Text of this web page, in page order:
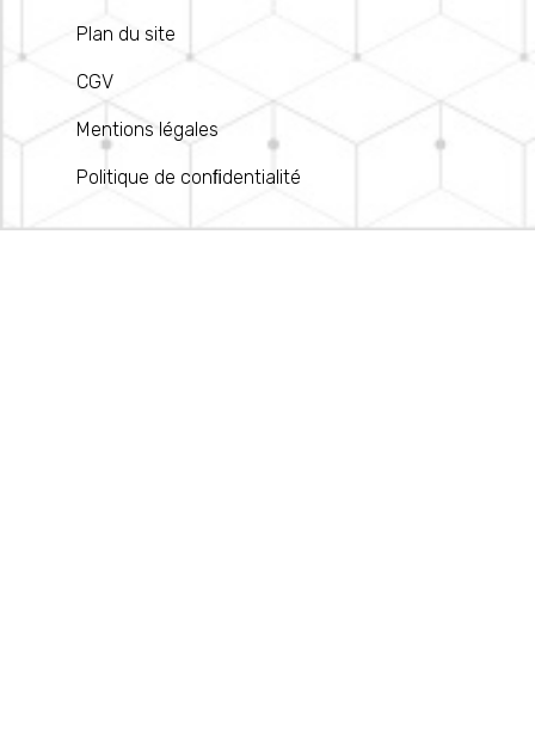
Plan du site
CGV
Mentions légales
Politique de conﬁdentialité